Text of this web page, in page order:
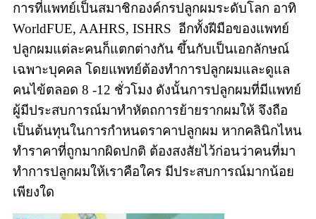
การที่แพทย์เป็นสมาชิกองค์กรปลูกผมระดับโลก อาทิ
WorldFUE, AAHRS, ISHRS อีกทั้งฝีมือของแพทย์
ปลูกผมแต่ละคนก็แตกต่างกัน ขึ้นกับเป็นเอกลักษณ์
เฉพาะบุคคล โดยแพทย์ต้องทำการปลูกผมและดูแล
คนไข้ตลอด 8 -12 ชั่วโมง ดังนั้นการปลูกผมที่มีแพทย์
ผู้มีประสบการณ์มาทำหัตถการย้ายรากผมให้ จึงถือ
เป็นต้นทุนในการกำหนดราคาปลูกผม หากคลินิกไหน
ทำราคาที่ถูกมากผิดปกติ ต้องสงสัยไว้ก่อนว่าคนที่มา
ทำการปลูกผมให้เราคือใคร มีประสบการณ์มากน้อย
เพียงใด